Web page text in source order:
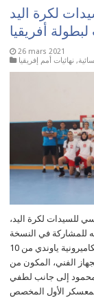
لكرة اليد
أفريقيا
26 mars 2021
, نهائيات أمم إفريقيا
للسيدات لكرة اليد،
للمشاركة في النسخة
24 لبطولة أفريقيا بالعاصمة الكاميرونية ياوندي من 10
الجهاز الفني، المكون من
محمود إلى جانب لطفي
الأول المخصص